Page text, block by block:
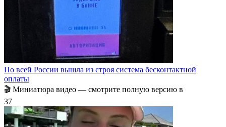
По всей России вышла из строя система бесконтактной
оплаты
🎬 Миниатюра видео — смотрите полную версию в
37